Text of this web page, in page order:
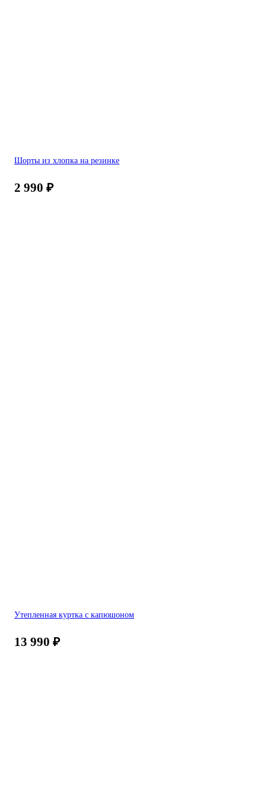
Шорты из хлопка на резинке
2 990 ₽
Утепленная куртка с капюшоном
13 990 ₽